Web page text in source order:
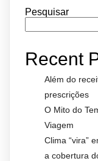
Pesquisar
Recent
Além do
prescrições
O Mito do
Viagem
Clima “vira”
a cobertura